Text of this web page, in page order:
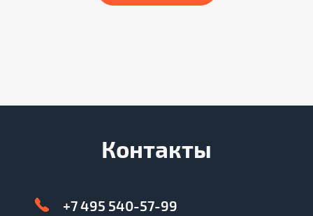
Контакты
+7 495 540-57-99